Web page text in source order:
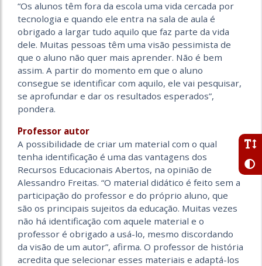
“Os alunos têm fora da escola uma vida cercada por
tecnologia e quando ele entra na sala de aula é
obrigado a largar tudo aquilo que faz parte da vida
dele. Muitas pessoas têm uma visão pessimista de
que o aluno não quer mais aprender. Não é bem
assim. A partir do momento em que o aluno
consegue se identificar com aquilo, ele vai pesquisar,
se aprofundar e dar os resultados esperados”,
pondera.
Professor autor
A possibilidade de criar um material com o qual
tenha identificação é uma das vantagens dos
Recursos Educacionais Abertos, na opinião de
Alessandro Freitas. “O material didático é feito sem a
participação do professor e do próprio aluno, que
são os principais sujeitos da educação. Muitas vezes
não há identificação com aquele material e o
professor é obrigado a usá-lo, mesmo discordando
da visão de um autor”, afirma. O professor de história
acredita que selecionar esses materiais e adaptá-los